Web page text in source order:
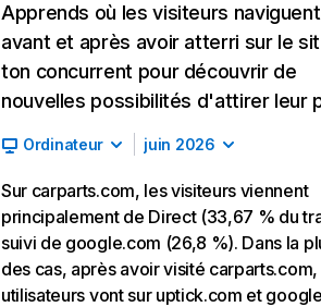
Apprends où les visiteurs naviguent
avant et après avoir atterri sur le
ton concurrent pour découvrir de
nouvelles possibilités d'attirer leur
Ordinateur juin 2026
Sur carparts.com, les visiteurs viennent
principalement de Direct (33,67 % du
suivi de google.com (26,8 %). Dans la
des cas, après avoir visité
utilisateurs vont sur uptick.com et